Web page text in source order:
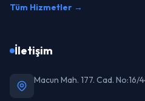
Tüm Hizmetler →
İletişim
Macun Mah. 177. Cad. No:16/